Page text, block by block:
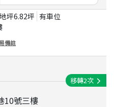
地坪6.82坪 有車位
備註
10號三樓
移轉2次